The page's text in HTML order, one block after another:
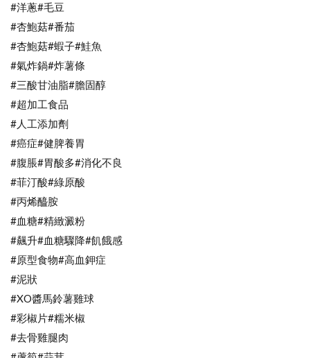
#洋蔥#毛豆
#杏鮑菇#番茄
#杏鮑菇#蝦子#鮭魚
#氣炸鍋#炸薯條
#三酸甘油脂#膽固醇
#超加工食品
#人工添加劑
#癌症#健脾養胃
#腹脹#胃酸多#消化不良
#菲汀酸#綠原酸
#丙烯醯胺
#血糖#精緻澱粉
#飆升#血糖驟降#飢餓感
#原型食物#高血鉀症
#泥狀
#XO醬馬鈴薯雞球
#彩椒片#糯米椒
#去骨雞腿肉